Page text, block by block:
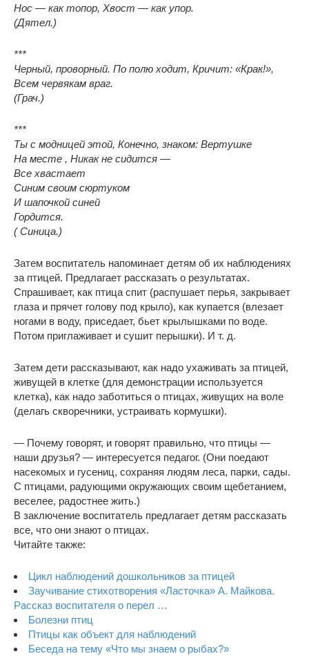
Нос — как топор, Хвост — как упор.
(Дятел.)
***
Черный, проворный. По полю ходит, Кричит: «Крак!»,
Всем червякам враг.
(Грач.)
***
Ты с модницей этой, Конечно, знаком: Вертушке
На месте , Никак не сидится —
Все хвастает
Синим своим сюртуком
И шапочкой синей
Гордится.
( Синица.)
Затем воспитатель напоминает детям об их наблюдениях
за птицей. Предлагает рассказать о результатах.
Спрашивает, как птица спит (распушает перья, закрывает
глаза и прячет голову под крыло), как купается (влезает
ногами в воду, приседает, бьет крылышками по воде.
Потом приглаживает и сушит перышки). И т. д.
Затем дети рассказывают, как надо ухаживать за птицей,
живущей в клетке (для демонстрации используется
клетка), как надо заботиться о птицах, живущих на воле
(делагь скворечники, устраивать кормушки).
— Почему говорят, и говорят правильно, что птицы —
наши друзья? — интересуется педагог. (Они поедают
насекомых и гусениц, сохраняя людям леса, парки, сады.
С птицами, радующими окружающих своим щебетанием,
веселее, радостнее жить.)
В заключение воспитатель предлагает детям рассказать
все, что они знают о птицах.
Читайте также:
Цикл наблюдений дошкольников за птицей
Заучивание стихотворения «Ласточка» А. Майкова.
Рассказ воспитателя о перел …
Болезни птиц
Птицы как объект для наблюдений
Беседа на тему «Что мы знаем о рыбах?»